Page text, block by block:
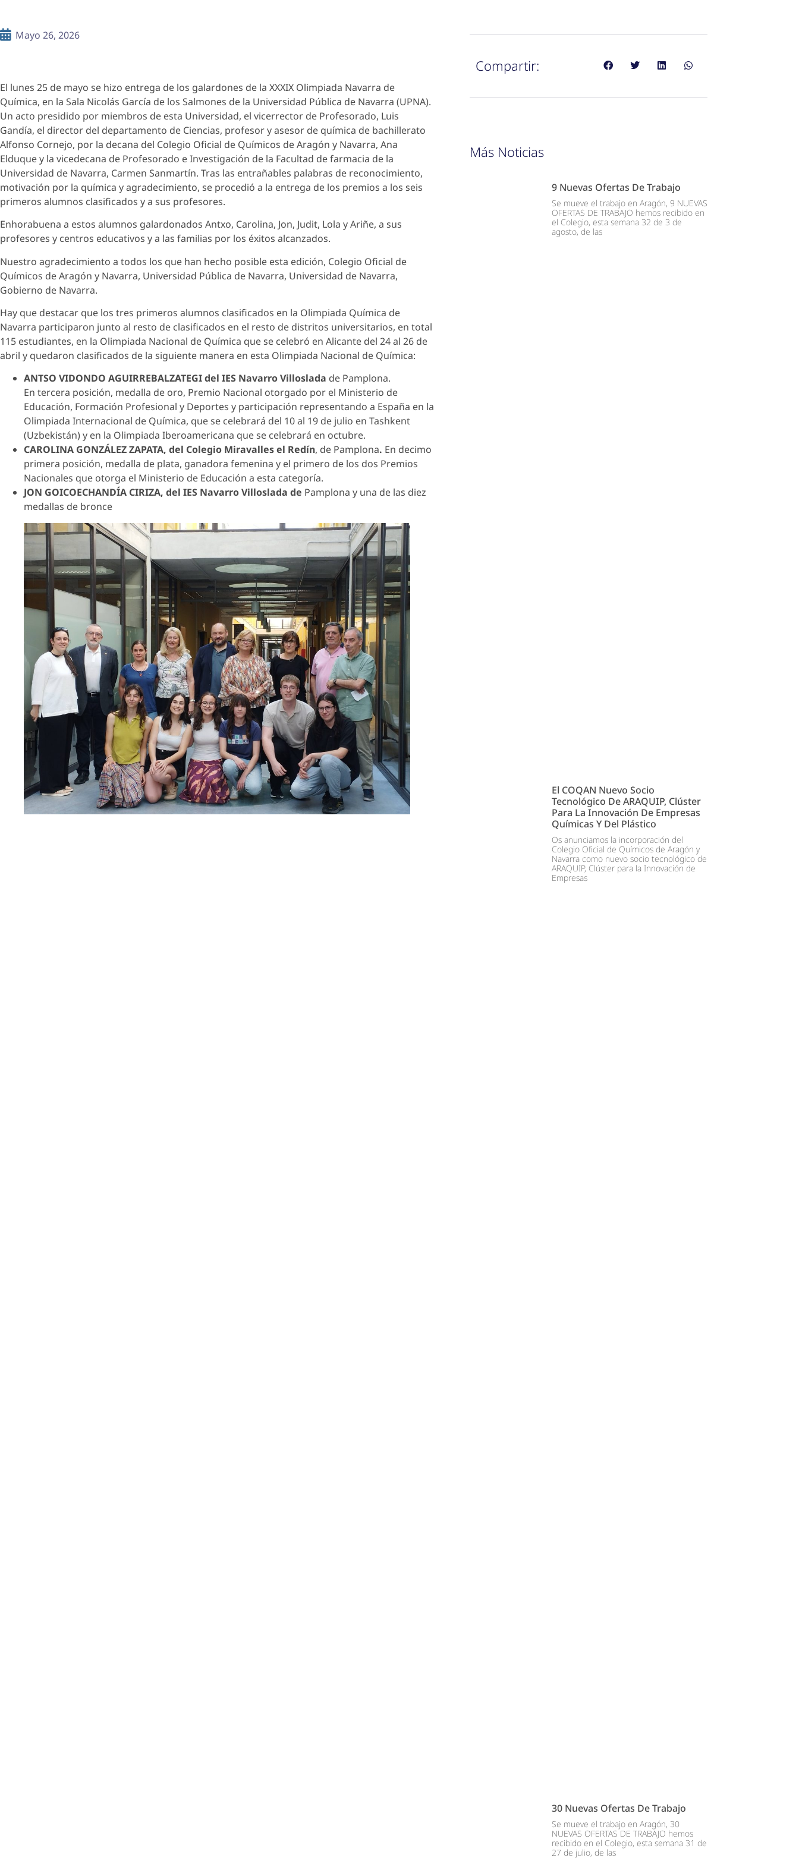
Mayo 26, 2026
El lunes 25 de mayo se hizo entrega de los galardones de la XXXIX Olimpiada Navarra de
Química, en la Sala Nicolás García de los Salmones de la Universidad Pública de Navarra (UPNA).
Un acto presidido por miembros de esta Universidad, el vicerrector de Profesorado, Luis
Gandía, el director del departamento de Ciencias, profesor y asesor de química de bachillerato
Alfonso Cornejo, por la decana del Colegio Oficial de Químicos de Aragón y Navarra, Ana
Elduque y la vicedecana de Profesorado e Investigación de la Facultad de farmacia de la
Universidad de Navarra, Carmen Sanmartín. Tras las entrañables palabras de reconocimiento,
motivación por la química y agradecimiento, se procedió a la entrega de los premios a los seis
primeros alumnos clasificados y a sus profesores.
Enhorabuena a estos alumnos galardonados Antxo, Carolina, Jon, Judit, Lola y Ariñe, a sus
profesores y centros educativos y a las familias por los éxitos alcanzados.
Nuestro agradecimiento a todos los que han hecho posible esta edición, Colegio Oficial de
Químicos de Aragón y Navarra, Universidad Pública de Navarra, Universidad de Navarra,
Gobierno de Navarra.
Hay que destacar que los tres primeros alumnos clasificados en la Olimpiada Química de
Navarra participaron junto al resto de clasificados en el resto de distritos universitarios, en total
115 estudiantes, en la Olimpiada Nacional de Química que se celebró en Alicante del 24 al 26 de
abril y quedaron clasificados de la siguiente manera en esta Olimpiada Nacional de Química:
ANTSO VIDONDO AGUIRREBALZATEGI del IES Navarro Villoslada de Pamplona.
En tercera posición, medalla de oro, Premio Nacional otorgado por el Ministerio de
Educación, Formación Profesional y Deportes y participación representando a España en la
Olimpiada Internacional de Química, que se celebrará del 10 al 19 de julio en Tashkent
(Uzbekistán) y en la Olimpiada Iberoamericana que se celebrará en octubre.
CAROLINA GONZÁLEZ ZAPATA, del Colegio Miravalles el Redín, de Pamplona. En decimo
primera posición, medalla de plata, ganadora femenina y el primero de los dos Premios
Nacionales que otorga el Ministerio de Educación a esta categoría.
JON GOICOECHANDÍA CIRIZA, del IES Navarro Villoslada de Pamplona y una de las diez
medallas de bronce
Compartir:
Más Noticias
9 Nuevas Ofertas De Trabajo
Se mueve el trabajo en Aragón, 9 NUEVAS
OFERTAS DE TRABAJO hemos recibido en
el Colegio, esta semana 32 de 3 de
agosto, de las
El COQAN Nuevo Socio
Tecnológico De ARAQUIP, Clúster
Para La Innovación De Empresas
Químicas Y Del Plástico
Os anunciamos la incorporación del
Colegio Oficial de Químicos de Aragón y
Navarra como nuevo socio tecnológico de
ARAQUIP, Clúster para la Innovación de
Empresas
30 Nuevas Ofertas De Trabajo
Se mueve el trabajo en Aragón, 30
NUEVAS OFERTAS DE TRABAJO hemos
recibido en el Colegio, esta semana 31 de
27 de julio, de las